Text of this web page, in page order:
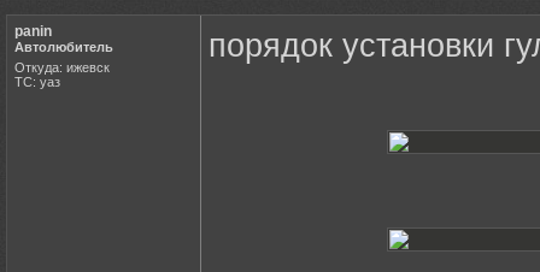
panin
Автолюбитель
Откуда: ижевск
ТС: уаз
порядок установки